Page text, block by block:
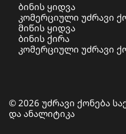
ბინის ყიდვა
კომერციული უძრავი
მიწის ყიდვა
ბინის ქირა
კომერციული უძრავი
© 2026 უძრავი ქონება
და ანალიტიკა